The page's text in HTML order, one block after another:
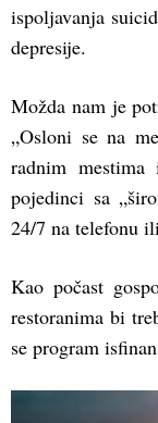
ispoljavanja
depresije.
Možda nam je
„Osloni se na
radnim
pojedinci sa
24/7 na telefonu
Kao počast
restoranima bi
se program